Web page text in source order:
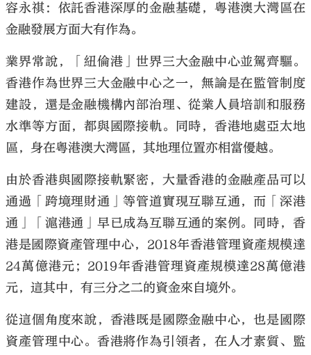
容永祺：依託香港深厚的金融基礎，粵港澳大灣區在
金融發展方面大有作為。
業界常說，「紐倫港」世界三大金融中心並駕齊驅。
香港作為世界三大金融中心之一，無論是在監管制度
建設，還是金融機構內部治理、從業人員培訓和服務
水準等方面，都與國際接軌。同時，香港地處亞太地
區，身在粵港澳大灣區，其地理位置亦相當優越。
由於香港與國際接軌緊密，大量香港的金融產品可以
通過「跨境理財通」等管道實現互聯互通，而「深港
通」「滬港通」早已成為互聯互通的案例。同時，香
港是國際資產管理中心，2018年香港管理資產規模達
24萬億港元；2019年香港管理資產規模達28萬億港
元，這其中，有三分之二的資金來自境外。
從這個角度來說，香港既是國際金融中心，也是國際
資產管理中心。香港將作為引領者，在人才素質、監